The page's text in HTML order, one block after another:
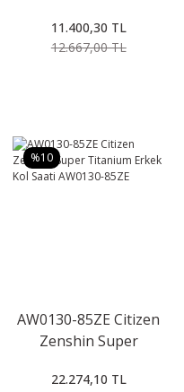
11.400,30 TL
12.667,00 TL
%10
AW0130-85ZE Citizen
Zenshin Super
Saati AW0130-85ZE
22.274,10 TL